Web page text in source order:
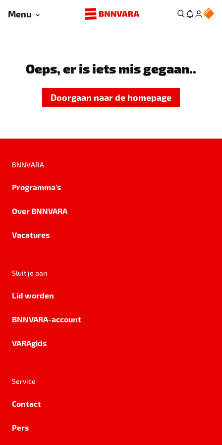
Menu
Oeps, er is iets mis gegaan..
Doorgaan naar de homepage
BNNVARA
Programma's
Over BNNVARA
Vacatures
Sluit je aan
Lid worden
BNNVARA-account
VARAgids
Service
Contact
Pers